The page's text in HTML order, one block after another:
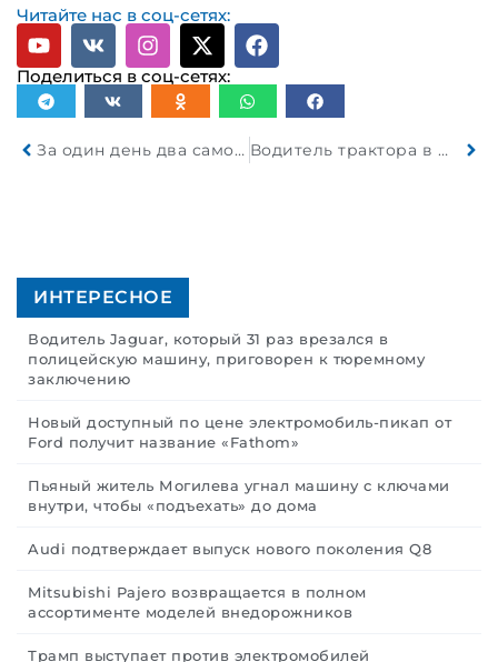
Читайте нас в соц-сетях:
Поделиться в соц-сетях:
За один день два самокатчика попали в ДТП в Минске Водитель трактора в Минске врезался в придорожное дерево
ИНТЕРЕСНОЕ
Водитель Jaguar, который 31 раз врезался в
полицейскую машину, приговорен к тюремному
заключению
Новый доступный по цене электромобиль-пикап от
Ford получит название «Fathom»
Пьяный житель Могилева угнал машину с ключами
внутри, чтобы «подъехать» до дома
Audi подтверждает выпуск нового поколения Q8
Mitsubishi Pajero возвращается в полном
ассортименте моделей внедорожников
Трамп выступает против электромобилей